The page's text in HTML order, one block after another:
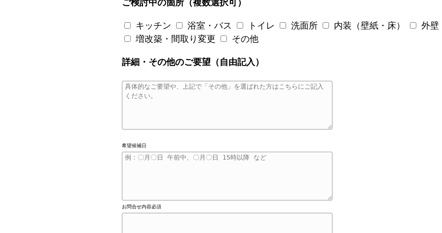
資料請求
キッチン
浴室・バス トイレ 洗面所 内装（壁紙・床） 外壁
増改築・間取り変更
その他
詳細・その他のご要望（自由記入）
希望候補日
お問合せ内容必須